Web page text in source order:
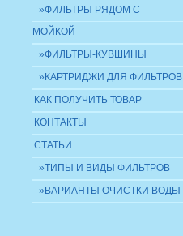
»ФИЛЬТРЫ РЯДОМ С
МОЙКОЙ
»ФИЛЬТРЫ-КУВШИНЫ
»КАРТРИДЖИ ДЛЯ ФИЛЬТРОВ
КАК ПОЛУЧИТЬ ТОВАР
КОНТАКТЫ
СТАТЬИ
»ТИПЫ И ВИДЫ ФИЛЬТРОВ
»ВАРИАНТЫ ОЧИСТКИ ВОДЫ